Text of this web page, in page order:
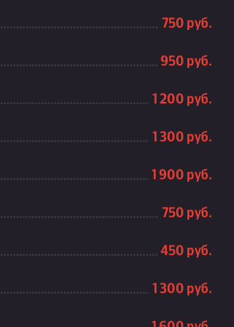
750 руб.
950 руб.
1 200 руб.
1 300 руб.
1 900 руб.
750 руб.
450 руб.
1 300 руб.